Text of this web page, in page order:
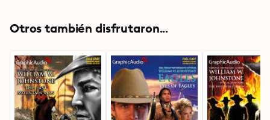
Otros también disfrutaron...